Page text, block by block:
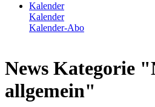
Kalender
Kalender
Kalender-Abo
News Kategorie
allgemein"